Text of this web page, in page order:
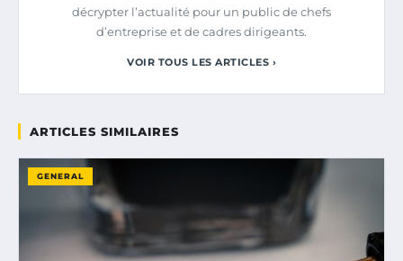
décrypter l’actualité pour un public de chefs
d’entreprise et de cadres dirigeants.
VOIR TOUS LES ARTICLES ›
ARTICLES SIMILAIRES
GENERAL